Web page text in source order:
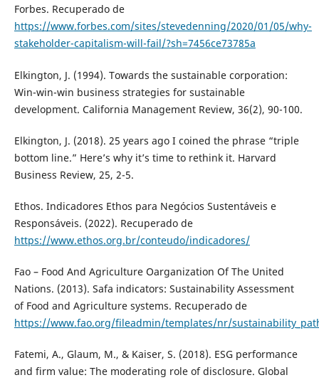
Forbes. Recuperado de
https://www.forbes.com/sites/stevedenning/2020/01/05/why-
stakeholder-capitalism-will-fail/?sh=7456ce73785a
Elkington, J. (1994). Towards the sustainable corporation:
Win-win-win business strategies for sustainable
development. California Management Review, 36(2), 90-100.
Elkington, J. (2018). 25 years ago I coined the phrase “triple
bottom line.” Here’s why it’s time to rethink it. Harvard
Business Review, 25, 2-5.
Ethos. Indicadores Ethos para Negócios Sustentáveis e
Responsáveis. (2022). Recuperado de
https://www.ethos.org.br/conteudo/indicadores/
Fao – Food And Agriculture Oarganization Of The United
Nations. (2013). Safa indicators: Sustainability Assessment
of Food and Agriculture systems. Recuperado de
https://www.fao.org/fileadmin/templates/nr/
Fatemi, A., Glaum, M., & Kaiser, S. (2018). ESG performance
and firm value: The moderating role of disclosure. Global